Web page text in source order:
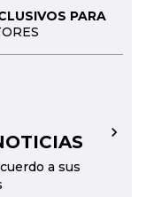
PARA
a sus
→